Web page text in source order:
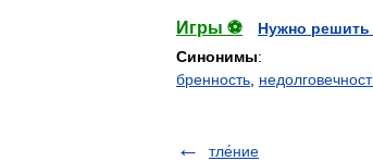
Игры ⚽
Нужно решить
Синонимы:
бренность
тле́ние